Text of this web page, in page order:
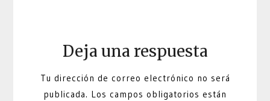
Deja una respuesta
Tu dirección de correo electrónico no será
publicada. Los campos obligatorios están